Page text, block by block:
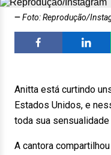
Foto: Reprodução/
Anitta está curtindo
Estados Unidos, e
toda sua
A cantora